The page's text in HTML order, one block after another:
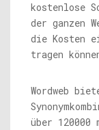
kostenlose
der ganzen
die Kosten
tragen
Wordweb
über 120000